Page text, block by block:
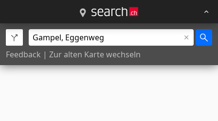
Feedback | Zur alten Karte wechseln